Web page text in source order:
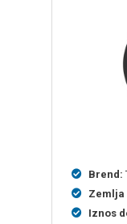
Brend:
Iznos